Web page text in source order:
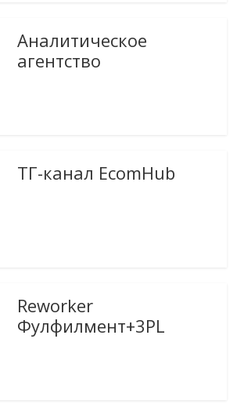
Аналитическое
агентство
ТГ-канал EcomHub
Reworker
Фулфилмент+3PL